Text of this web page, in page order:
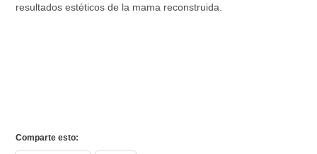
resultados estéticos de la mama reconstruida.
Comparte esto: